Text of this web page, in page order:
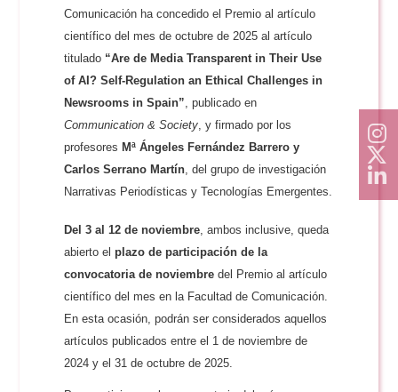
Comunicación ha concedido el Premio al artículo
científico del mes de octubre de 2025 al artículo
titulado “Are de Media Transparent in Their Use
of AI? Self-Regulation an Ethical Challenges in
Newsrooms in Spain”, publicado en
Communication & Society, yfirmado por los
profesores Mª Ángeles Fernández Barrero y
Carlos Serrano Martín, del grupo de investigación
Narrativas Periodísticas y Tecnologías Emergentes.
Del 3 al 12 de noviembre, ambos inclusive, queda
abierto elplazo de participación de la
convocatoria de noviembredel Premio al artículo
científico del mes en la Facultad de Comunicación.
En esta ocasión, podrán ser considerados aquellos
artículos publicados entre el 1 de noviembre de
2024 y el 31 de octubre de 2025.